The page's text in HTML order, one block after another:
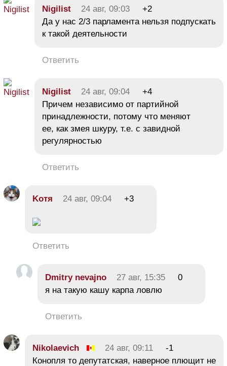
Nigilist 24 авг, 09:03
+2
Да у нас 2/3 парламента нельзя подпускать
к такой деятельности
Ответить
Nigilist 24 авг, 09:04
+4
Причем независимо от партийной
принадлежности, потому что меняют
ее, как змея шкуру, т.е. с завидной
регулярностью
Ответить
Kотя 24 авг, 09:04 +3
Ответить
Dmitry nevajno 27 авг, 15:35
0
я на такую кашу карпа ловлю
Ответить
Nikolaevich 24 авг, 09:11
-1
Конопля то депутатская, наверное плющит не